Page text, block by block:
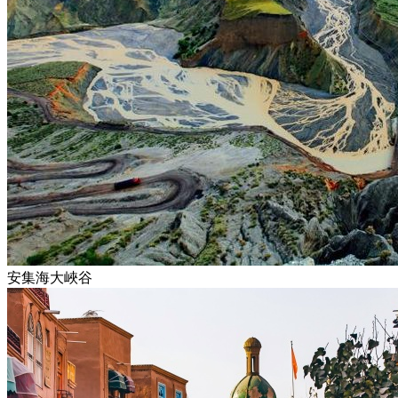
安集海大峽谷